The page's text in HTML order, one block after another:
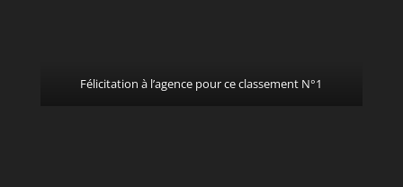
Félicitation à l’agence pour ce classement N°1